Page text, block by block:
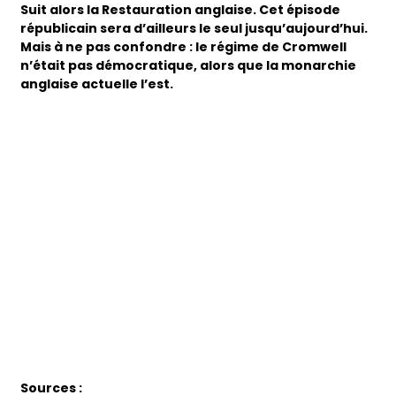
Suit alors la Restauration anglaise. Cet épisode
républicain sera d’ailleurs le seul jusqu’aujourd’hui.
Mais à ne pas confondre : le régime de Cromwell
n’était pas démocratique, alors que la monarchie
anglaise actuelle l’est.
Sources :